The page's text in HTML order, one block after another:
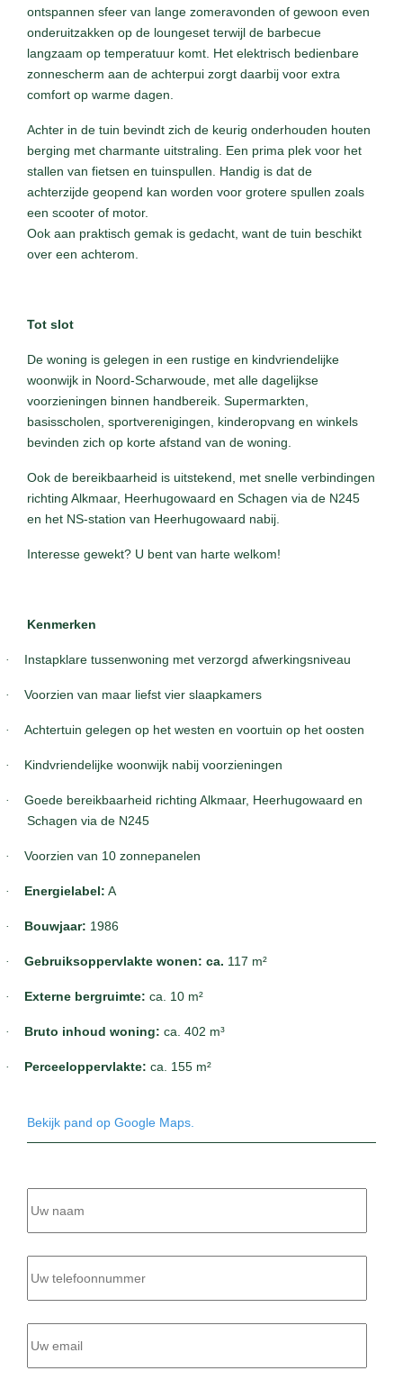
ontspannen sfeer van lange zomeravonden of gewoon even
onderuitzakken op de loungeset terwijl de barbecue
langzaam op temperatuur komt. Het elektrisch bedienbare
zonnescherm aan de achterpui zorgt daarbij voor extra
comfort op warme dagen.
Achter in de tuin bevindt zich de keurig onderhouden houten
berging met charmante uitstraling. Een prima plek voor het
stallen van fietsen en tuinspullen. Handig is dat de
achterzijde geopend kan worden voor grotere spullen zoals
een scooter of motor.
Ook aan praktisch gemak is gedacht, want de tuin beschikt
over een achterom.
Tot slot
De woning is gelegen in een rustige en kindvriendelijke
woonwijk in Noord-Scharwoude, met alle dagelijkse
voorzieningen binnen handbereik. Supermarkten,
basisscholen, sportverenigingen, kinderopvang en winkels
bevinden zich op korte afstand van de woning.
Ook de bereikbaarheid is uitstekend, met snelle verbindingen
richting Alkmaar, Heerhugowaard en Schagen via de N245
en het NS-station van Heerhugowaard nabij.
Interesse gewekt? U bent van harte welkom!
Kenmerken
· Instapklare tussenwoning met verzorgd afwerkingsniveau
· Voorzien van maar liefst vier slaapkamers
· Achtertuin gelegen op het westen en voortuin op het oosten
· Kindvriendelijke woonwijk nabij voorzieningen
·
Goede bereikbaarheid richting Alkmaar, Heerhugowaard en
Schagen via de N245
· Voorzien van 10 zonnepanelen
· Energielabel: A
· Bouwjaar: 1986
· Gebruiksoppervlakte wonen: ca. 117 m²
· Externe bergruimte: ca. 10 m²
· Bruto inhoud woning: ca. 402 m³
· Perceeloppervlakte: ca. 155 m²
Bekijk pand op Google Maps.